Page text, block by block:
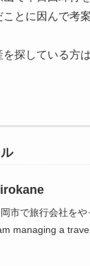
とに因んで考
探している方
市で旅行会社をや
managing a